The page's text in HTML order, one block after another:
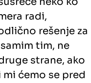
radi,
rešenje za
tim, ne
strane, ako
ćemo se pred